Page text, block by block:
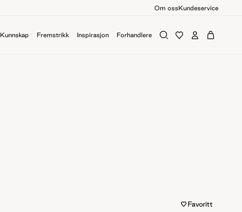
Om ossKundeservice
Kunnskap Fremstrikk Inspirasjon Forhandlere
Favoritt